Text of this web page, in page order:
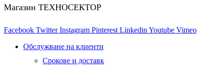
Магазин ТЕХНОСЕКТОР
Facebook Twitter Instagram Pinterest Linkedin Youtube Vimeo
Обслужване на клиенти
Срокове и доставк